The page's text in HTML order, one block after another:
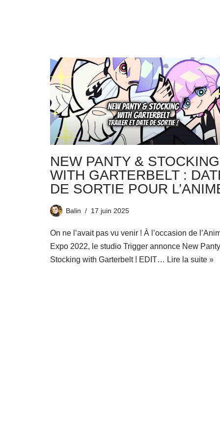
NEW PANTY & STOCKING
WITH GARTERBELT :
DE SORTIE POUR
Balin 17 juin 2025
On ne l’avait pas vu venir ! À l’occasion de
Expo 2022, le studio Trigger annonce New
Stocking with Garterbelt ! EDIT… Lire la suite »